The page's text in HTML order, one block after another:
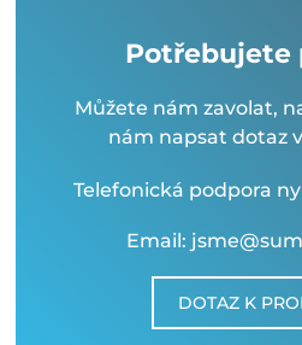
Potřebujete
Můžete nám zavolat,
nám napsat dotaz
Telefonická podpora
Email:
DOTAZ K